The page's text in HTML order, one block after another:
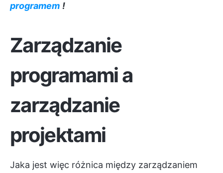
programem !
Zarządzanie
programami a
zarządzanie
projektami
Jaka jest więc różnica między zarządzaniem